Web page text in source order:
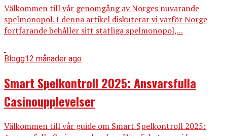
Välkommen till vår genomgång av Norges nuvarande
spelmonopol. I denna artikel diskuterar vi varför Norge
fortfarande behåller sitt statliga spelmonopol,...
Blogg12 månader ago
Smart Spelkontroll 2025: Ansvarsfulla
Casinoupplevelser
Välkommen till vår guide om Smart Spelkontroll 2025: